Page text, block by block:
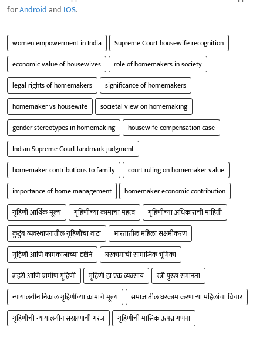
forAndroidand IOS.
women empowerment in India
Supreme Court housewife recognition
economic value of housewives
role of homemakers in society
legal rights of homemakers
significance of homemakers
homemaker vs housewife
societal view on homemaking
gender stereotypes in homemaking
housewife compensation case
Indian Supreme Court landmark judgment
homemaker contributions to family
court ruling on homemaker value
importance of home management
homemaker economic contribution
गृहिणी आर्थिक मूल्य
गृहिणीच्या कामाचा महत्व
गृहिणींच्या अधिकारांची माहिती
कुटुंब व्यवस्थापनातील गृहिणींचा वाटा
भारतातील महिला सक्षमीकरण
गृहिणी आणि कामकाजाच्या दृष्टीने
घरकामाची सामाजिक भूमिका
शहरी आणि ग्रामीण गृहिणी
गृहिणी हा एक व्यवसाय
स्त्री-पुरूष समानता
न्यायालयीन निकाल गृहिणींच्या कामाचे मूल्य
समाजातील घरकाम करणाऱ्या महिलांचा विचार
गृहिणींची न्यायालयीन संरक्षणाची गरज
गृहिणींची मासिक उत्पन्न गणना